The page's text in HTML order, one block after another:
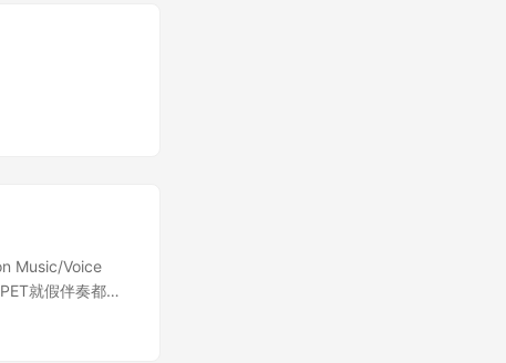
Music/Voice
就假伴奏都是
声分离这个领